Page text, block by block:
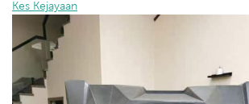
Kes Kejayaan